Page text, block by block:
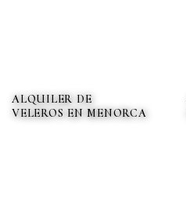
ALQUILER DE
VELEROS EN MENORCA